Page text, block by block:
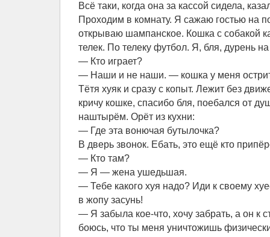
Всё таки, когда она за кассой сидела,
Проходим в комнату. Я сажаю гостью на
открываю шампанское. Кошка с собакой
телек. По телеку футбол. Я, бля, дурень
— Кто играет?
— Наши и не наши. — кошка у меня
Тётя хуяк и сразу с копыт. Лежит без
кричу кошке, спасибо бля, поебался от
наштырём. Орёт из кухни:
— Где эта вонючая бутылочка?
В дверь звонок. Ебать, это ещё кто
— Кто там?
— Я — жена ушедьшая.
— Тебе какого хуя надо? Иди к своему
в жопу засунь!
— Я забыла кое-что, хочу забрать, а он к
боюсь, что ты меня уничтожишь